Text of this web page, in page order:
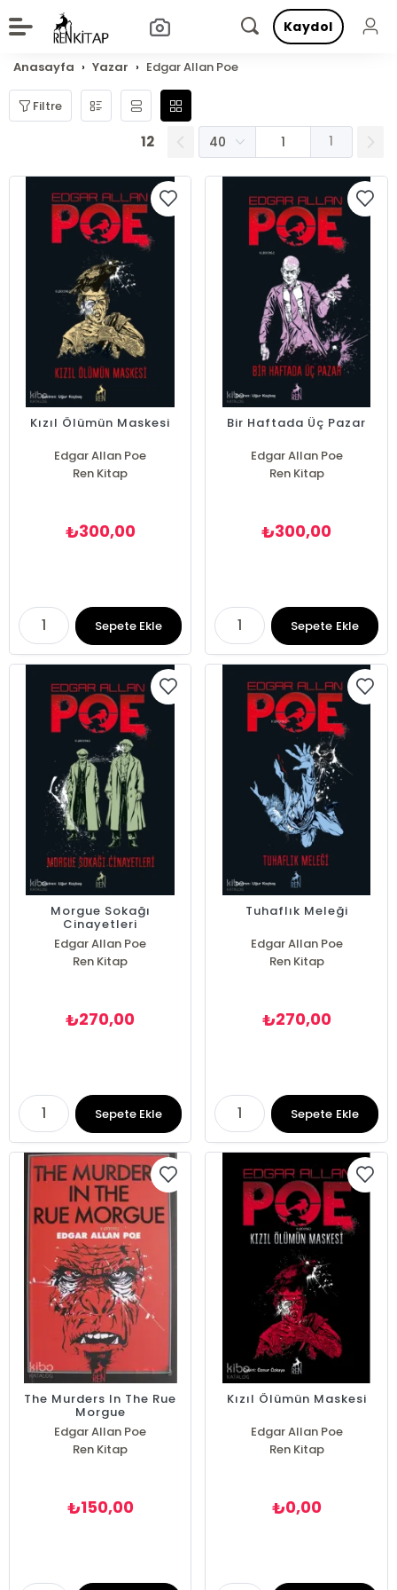
Kaydol
Anasayfa Yazar Edgar Allan Poe
Filtre
12 1
Kızıl Ölümün Maskesi
Edgar Allan Poe
Ren Kitap
₺300,00
Sepete Ekle
Bir Haftada Üç Pazar
Edgar Allan Poe
Ren Kitap
₺300,00
Sepete Ekle
Morgue Sokağı
Cinayetleri
Edgar Allan Poe
Ren Kitap
₺270,00
Sepete Ekle
Tuhaflık Meleği
Edgar Allan Poe
Ren Kitap
₺270,00
Sepete Ekle
The Murders In The Rue
Morgue
Edgar Allan Poe
Ren Kitap
₺150,00
Kızıl Ölümün Maskesi
Edgar Allan Poe
Ren Kitap
₺0,00